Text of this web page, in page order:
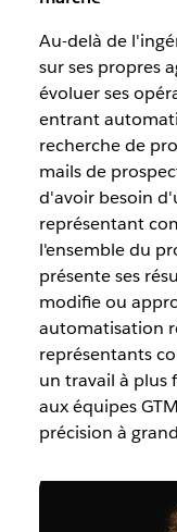
Au-delà de
sur ses propres
évoluer ses
entrant
recherche de
mails de
d'avoir besoin
représentant
l'ensemble du
présente ses
modifie ou
automatisation
représentants
un travail à plus
aux équipes
précision à